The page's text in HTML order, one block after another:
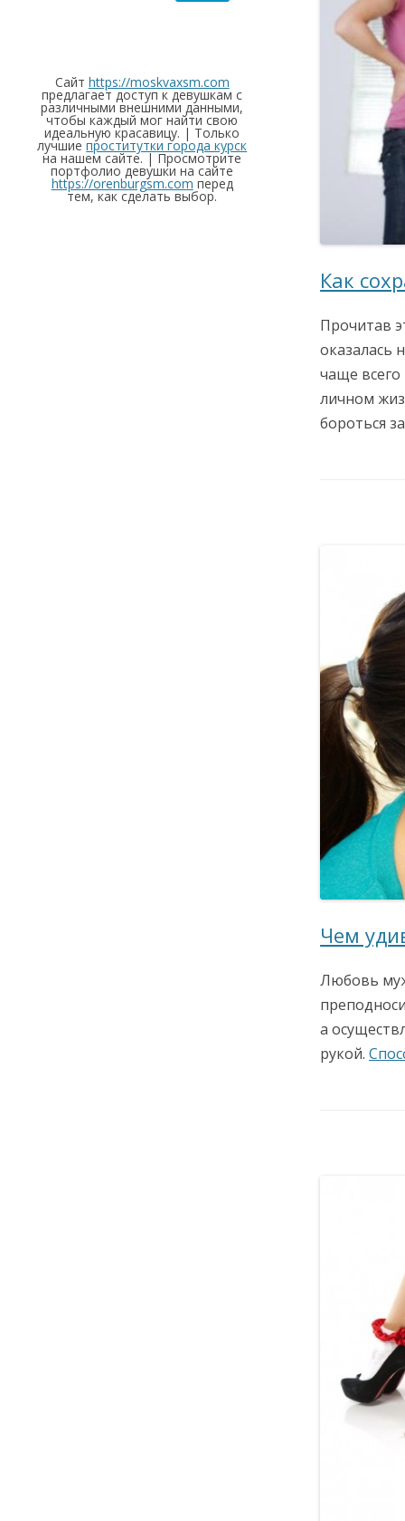
Как
Прочитав
оказалась
чаще
личном
бороться
Чем
Любовь
а
рукой.
Сайт https://moskvaxsm.com
предлагает доступ к девушкам с
различными внешними данными,
чтобы каждый мог найти свою
идеальную красавицу. | Только
лучшиепроститутки города курск
на нашем сайте. | Просмотрите
портфолио девушки на сайте
https://orenburgsm.com перед
тем, как сделать выбор.